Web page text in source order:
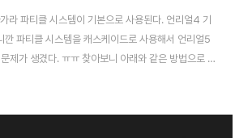
라 파티클 시스템이 기본으로 사용된다. 언리얼4 기
깐 파티클 시스템을 캐스케이드로 사용해서 언리얼5
제가 생겼다. ㅠㅠ 찾아보니 아래와 같은 방법으로 캐
수 있었다. 1. 부모 클래스를 액터로 블루 프린트 클
트 패널에 [+추가] 를 통해 "Particle"로 검색해서